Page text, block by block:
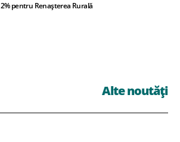
2% pentru Renașterea Rurală
Alte noutăți